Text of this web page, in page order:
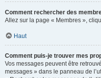
Comment rechercher des
Allez sur la page « Membres »,
Haut
Comment puis-je trouver mes
Vos messages peuvent être
messages » dans le panneau de